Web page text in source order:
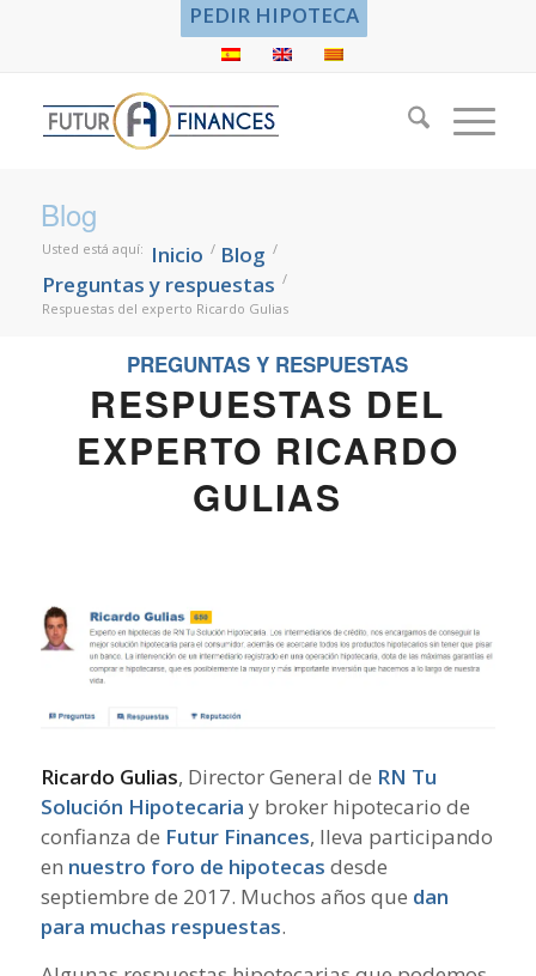
PEDIR HIPOTECA
Blog
Usted está aquí: Inicio / Blog /
Preguntas y respuestas /
Respuestas del experto Ricardo Gulias
PREGUNTAS Y RESPUESTAS
RESPUESTAS DEL
EXPERTO RICARDO
GULIAS
Ricardo Gulias, Director General de RN Tu
Solución Hipotecaria y broker hipotecario de
confianza de Futur Finances, lleva participando
en nuestro foro de hipotecas desde
septiembre de 2017. Muchos años que dan
para muchas respuestas.